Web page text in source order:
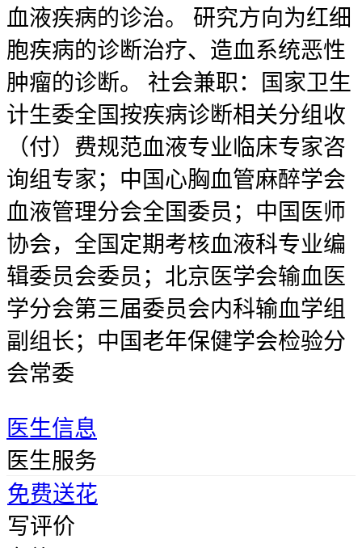
血液疾病的诊治。 研究方向为红细
胞疾病的诊断治疗、造血系统恶性
肿瘤的诊断。 社会兼职：国家卫生
计生委全国按疾病诊断相关分组收
（付）费规范血液专业临床专家咨
询组专家；中国心胸血管麻醉学会
血液管理分会全国委员；中国医师
协会，全国定期考核血液科专业编
辑委员会委员；北京医学会输血医
学分会第三届委员会内科输血学组
副组长；中国老年保健学会检验分
会常委
医生信息
医生服务
免费送花
写评价